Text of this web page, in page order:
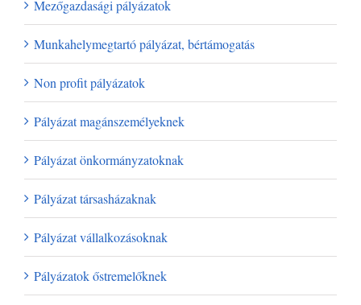
Mezőgazdasági pályázatok
Munkahelymegtartó pályázat, bértámogatás
Non profit pályázatok
Pályázat magánszemélyeknek
Pályázat önkormányzatoknak
Pályázat társasházaknak
Pályázat vállalkozásoknak
Pályázatok őstremelőknek